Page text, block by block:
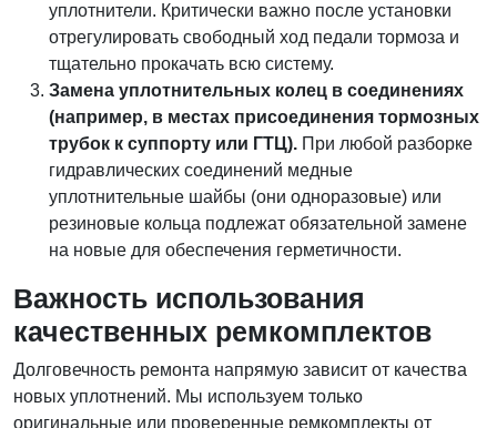
уплотнители. Критически важно после установки
отрегулировать свободный ход педали тормоза и
тщательно прокачать всю систему.
Замена уплотнительных колец в соединениях
(например, в местах присоединения тормозных
трубок к суппорту или ГТЦ). При любой разборке
гидравлических соединений медные
уплотнительные шайбы (они одноразовые) или
резиновые кольца подлежат обязательной замене
на новые для обеспечения герметичности.
Важность использования
качественных ремкомплектов
Долговечность ремонта напрямую зависит от качества
новых уплотнений. Мы используем только
оригинальные или проверенные ремкомплекты от